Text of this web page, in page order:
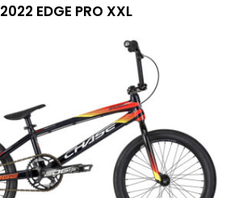
2022 EDGE PRO XXL